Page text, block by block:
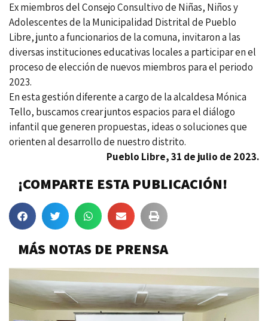
Ex miembros del Consejo Consultivo de Niñas, Niños y
Adolescentes de la Municipalidad Distrital de Pueblo
Libre, junto a funcionarios de la comuna, invitaron a las
diversas instituciones educativas locales a participar en el
proceso de elección de nuevos miembros para el periodo
2023.
En esta gestión diferente a cargo de la alcaldesa Mónica
Tello, buscamos crear juntos espacios para el diálogo
infantil que generen propuestas, ideas o soluciones que
orienten al desarrollo de nuestro distrito.
Pueblo Libre, 31 de julio de 2023.
¡COMPARTE ESTA PUBLICACIÓN!
MÁS NOTAS DE PRENSA